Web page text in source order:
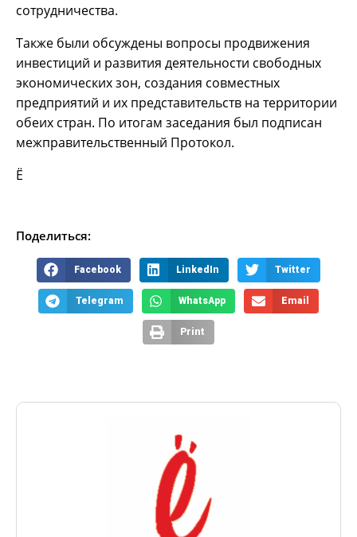
сотрудничества.
Также были обсуждены вопросы продвижения
инвестиций и развития деятельности свободных
экономических зон, создания совместных
предприятий и их представительств на территории
обеих стран. По итогам заседания был подписан
межправительственный Протокол.
Ё
Поделиться:
Facebook LinkedIn Twitter
Telegram WhatsApp Email
Print